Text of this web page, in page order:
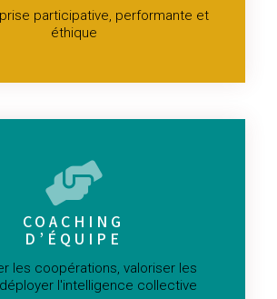
participative, performante et
éthique
COACHING
D’ÉQUIPE
les coopérations, valoriser les
l'intelligence collective